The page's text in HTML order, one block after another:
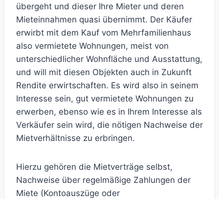
übergeht und dieser Ihre Mieter und deren
Mieteinnahmen quasi übernimmt. Der Käufer
erwirbt mit dem Kauf vom Mehrfamilienhaus
also vermietete Wohnungen, meist von
unterschiedlicher Wohnfläche und Ausstattung,
und will mit diesen Objekten auch in Zukunft
Rendite erwirtschaften. Es wird also in seinem
Interesse sein, gut vermietete Wohnungen zu
erwerben, ebenso wie es in Ihrem Interesse als
Verkäufer sein wird, die nötigen Nachweise der
Mietverhältnisse zu erbringen.
Hierzu gehören die Mietverträge selbst,
Nachweise über regelmäßige Zahlungen der
Miete (Kontoauszüge oder